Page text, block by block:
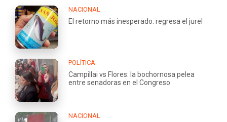
NACIONAL
El retorno más inesperado: regresa el jurel
POLÍTICA
Campillai vs Flores: la bochornosa pelea
entre senadoras en el Congreso
NACIONAL